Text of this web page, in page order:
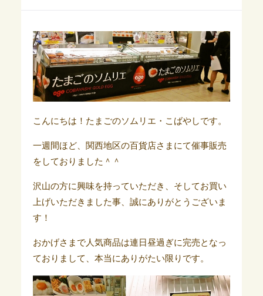
こんにちは！たまごのソムリエ・こばやしです。
一週間ほど、関西地区の百貨店さまにて催事販売
をしておりました＾＾
沢山の方に興味を持っていただき、そしてお買い
上げいただきました事、誠にありがとうございま
す！
おかげさまで人気商品は連日昼過ぎに完売となっ
ておりまして、本当にありがたい限りです。